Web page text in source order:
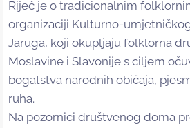
Riječ je o tradicionalnim
organizaciji Kulturno-
Jaruga, koji okupljaju folklorna
Moslavine i Slavonije s ciljem
bogatstva narodnih običaja,
ruha.
Na pozornici društvenog doma